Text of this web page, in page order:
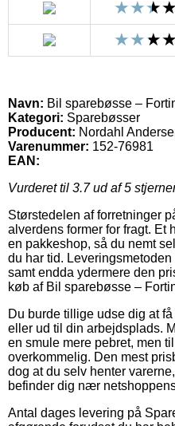
Navn: Bil sparebøsse –
Kategori: Sparebøsser
Producent: Nordahl
Varenummer: 152-76981
EAN:
Vurderet til 3.7ud af 5
Størstedelen af forretninger
alverdens former for fragt. Et
en pakkeshop, så du nemt
du har tid.
samt endda ydermere den
køb af Bil sparebøsse –
Du burde tillige udse dig at
eller ud til din arbejdsplads.
en smule mere pebret, men
overkommelig. Den mest
dog at du selv henter
befinder dig nær
Antal dages levering på